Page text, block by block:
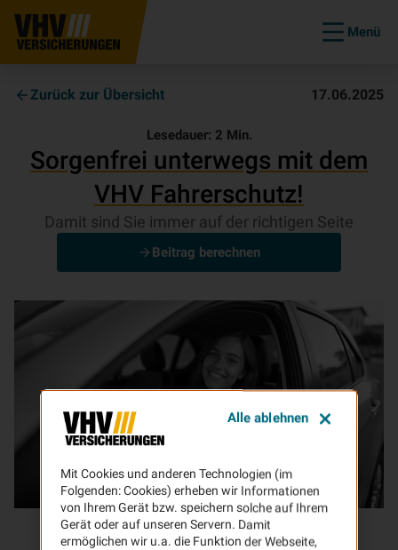
Menü
Zurück zur Übersicht 17.06.2025
Lesedauer: 2 Min.
Sorgenfrei unterwegs mit dem
VHV Fahrerschutz!
Damit sind Sie immer auf der richtigen Seite
Beitrag berechnen
Mit Cookies und anderen Technologien (im
Folgenden: Cookies) erheben wir Informationen
von Ihrem Gerät bzw. speichern solche auf Ihrem
Gerät oder auf unseren Servern. Damit
ermöglichen wir u.a. die Funktion der Webseite,
Alle ablehnen